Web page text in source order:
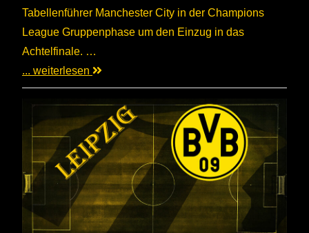
Tabellenführer Manchester City in der Champions
League Gruppenphase um den Einzug in das
Achtelfinale. …
... weiterlesen